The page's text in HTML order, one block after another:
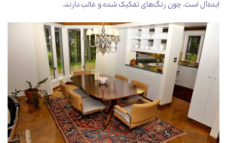
ایده‌آل است. چون رنگ‌های تفکیک شده و غالب دارند.